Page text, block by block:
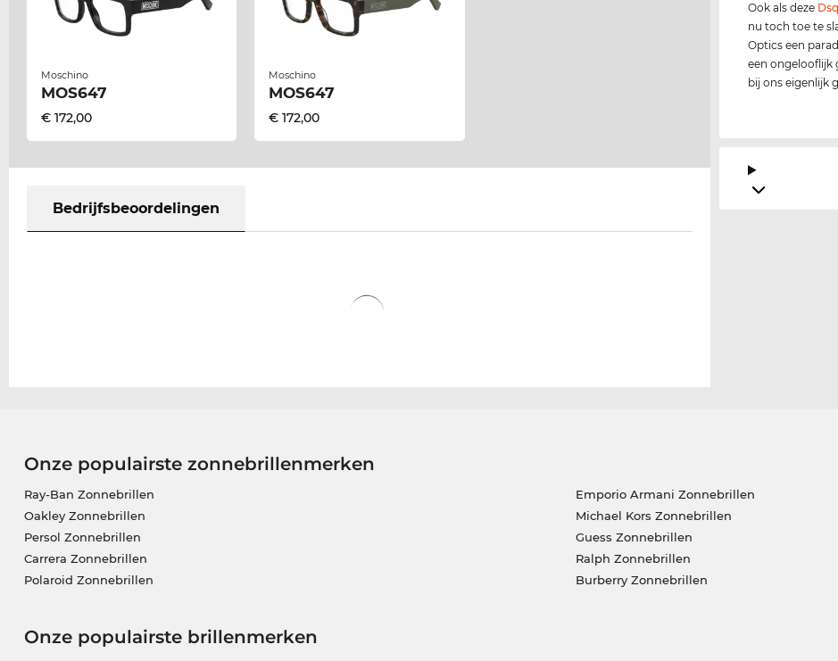
Moschino
MOS647
€ 172,00
Moschino
MOS647
€ 172,00
Bedrijfsbeoordelingen
Ook als deze
nu toch toe te
Optics een
een ongelooflijk
bij ons eigenlijk
Onze populairste zonnebrillenmerken
Ray-Ban Zonnebrillen
Oakley Zonnebrillen
Persol Zonnebrillen
Carrera Zonnebrillen
Polaroid Zonnebrillen
Emporio Armani Zonnebrillen
Michael Kors Zonnebrillen
Guess Zonnebrillen
Ralph Zonnebrillen
Burberry Zonnebrillen
Onze populairste brillenmerken